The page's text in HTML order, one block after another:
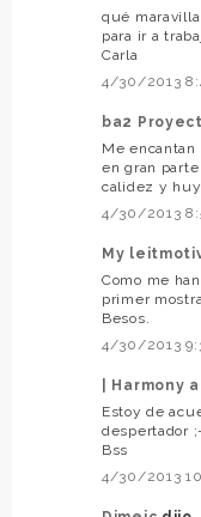
qué
para ir a
Carla
4/30/2013
ba2
Me
en gran
calidez y
4/30/2013
My
Como me
primer
Besos.
4/30/2013
| Harmony
Estoy de
despertador
Bss
4/30/2013